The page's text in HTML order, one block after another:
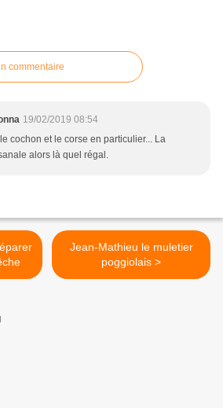
commentaire
19/02/2019 08:54
cochon et le corse en particulier... La
alors là quel régal.
Jean-Mathieu le muletier
poggiolais >